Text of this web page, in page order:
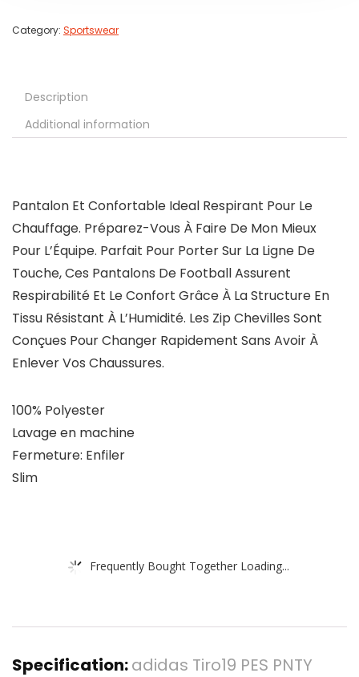
Category: Sportswear
Description
Additional information
Pantalon Et Confortable Ideal Respirant Pour Le
Chauffage. Préparez-Vous À Faire De Mon Mieux
Pour L’Équipe. Parfait Pour Porter Sur La Ligne De
Touche, Ces Pantalons De Football Assurent
Respirabilité Et Le Confort Grâce À La Structure En
Tissu Résistant À L’Humidité. Les Zip Chevilles Sont
Conçues Pour Changer Rapidement Sans Avoir À
Enlever Vos Chaussures.
100% Polyester
Lavage en machine
Fermeture: Enfiler
Slim
Frequently Bought Together Loading...
Specification:adidas Tiro19 PES PNTY